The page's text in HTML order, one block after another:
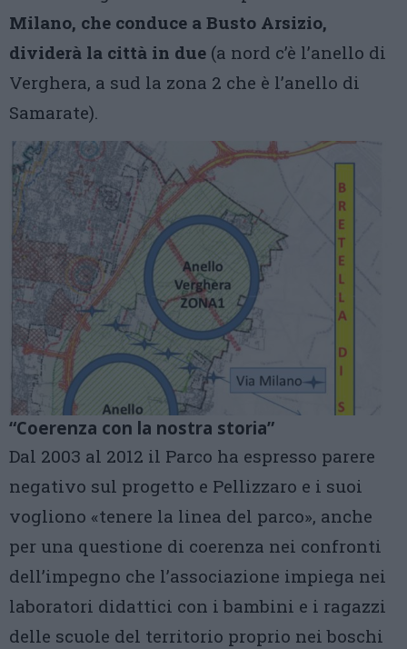
Milano, che conduce a Busto Arsizio,
dividerà la città in due (a nord c’è l’anello di
Verghera, a sud la zona 2 che è l’anello di
Samarate).
“Coerenza con la nostra storia”
Dal 2003 al 2012 il Parco ha espresso parere
negativo sul progetto e Pellizzaro e i suoi
vogliono «tenere la linea del parco», anche
per una questione di coerenza nei confronti
dell’impegno che l’associazione impiega nei
laboratori didattici con i bambini e i ragazzi
delle scuole del territorio proprio nei boschi